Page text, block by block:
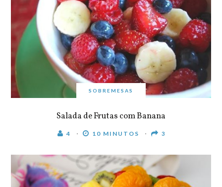
SOBREMESAS
Salada de Frutas com Banana
4 10 MINUTOS 3